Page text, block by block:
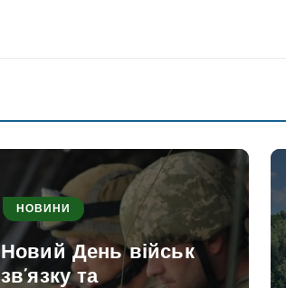
НОВИНИ
Новий День військ
зв’язку та